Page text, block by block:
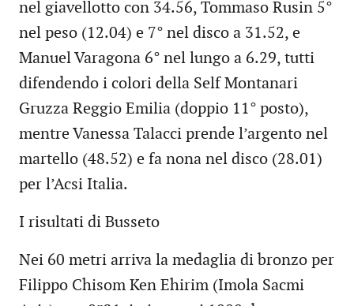
nel giavellotto con 34.56, Tommaso Rusin 5°
nel peso (12.04) e 7° nel disco a 31.52, e
Manuel Varagona 6° nel lungo a 6.29, tutti
difendendo i colori della Self Montanari
Gruzza Reggio Emilia (doppio 11° posto),
mentre Vanessa Talacci prende l’argento nel
martello (48.52) e fa nona nel disco (28.01)
per l’Acsi Italia.
I risultati di Busseto
Nei 60 metri arriva la medaglia di bronzo per
Filippo Chisom Ken Ehirim (Imola Sacmi